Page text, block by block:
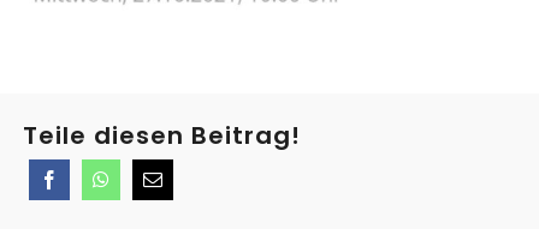
Teile diesen Beitrag!